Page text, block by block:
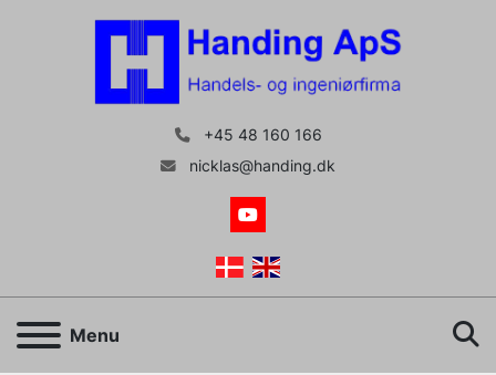
+45 48 160 166
nicklas@handing.dk
youtube
Menu